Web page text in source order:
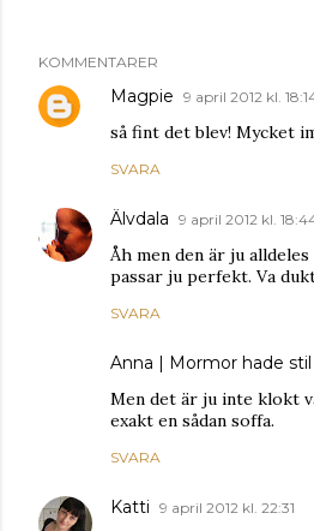
KOMMENTARER
Magpie 9 april 2012 kl.
så fint det blev! Mycket
SVARA
Älvdala 9 april 2012 kl.
Åh men den är ju
passar ju perfekt. Va
SVARA
Anna | Mormor hade stil
Men det är ju inte klokt
exakt en sådan soffa.
SVARA
Katti 9 april 2012 kl. 22:31